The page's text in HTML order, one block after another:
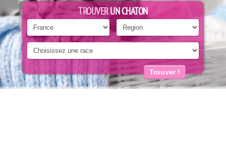
TROUVERUN CHATON
Trouver !